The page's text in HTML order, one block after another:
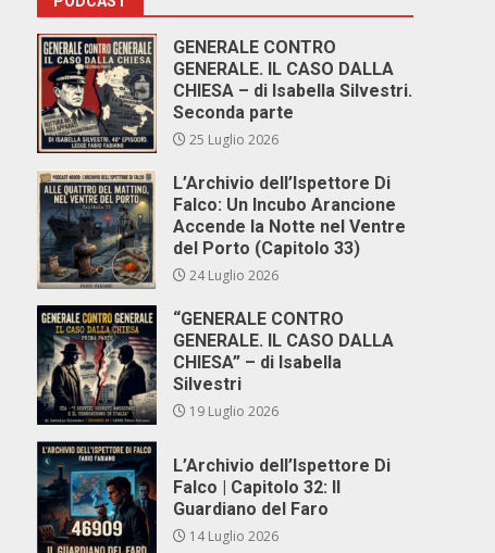
GENERALE CONTRO
GENERALE. IL CASO DALLA
CHIESA – di Isabella Silvestri.
Seconda parte
25 Luglio 2026
L’Archivio dell’Ispettore Di
Falco: Un Incubo Arancione
Accende la Notte nel Ventre
del Porto (Capitolo 33)
24 Luglio 2026
“GENERALE CONTRO
GENERALE. IL CASO DALLA
CHIESA” – di Isabella
Silvestri
19 Luglio 2026
L’Archivio dell’Ispettore Di
Falco | Capitolo 32: Il
Guardiano del Faro
14 Luglio 2026